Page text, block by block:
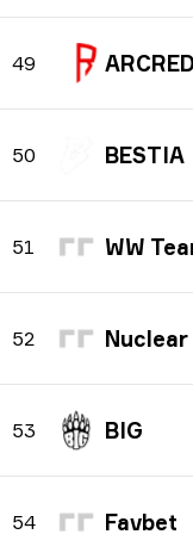
49 ARCRED
50 BESTIA
51 WW
52 Nuclear
53 BIG
54 Favbet